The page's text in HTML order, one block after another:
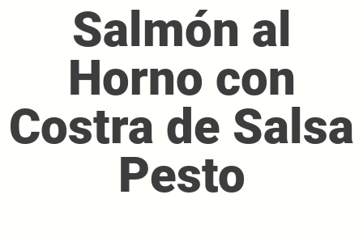
Salmón al
Horno con
Costra de Salsa
Pesto